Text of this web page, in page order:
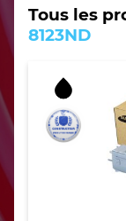
Tous les
8123ND